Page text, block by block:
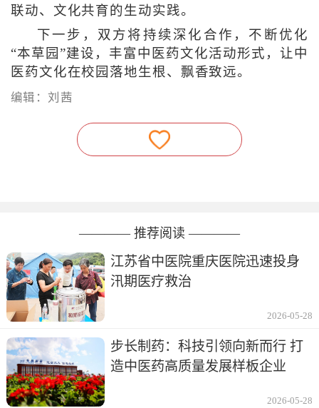
联动、文化共育的生动实践。
下一步，双方将持续深化合作，不断优化
“本草园”建设，丰富中医药文化活动形式，让中
医药文化在校园落地生根、飘香致远。
编辑：刘茜
———— 推荐阅读 ————
江苏省中医院重庆医院迅速投身
汛期医疗救治
2026-05-28
步长制药：科技引领向新而行 打
造中医药高质量发展样板企业
2026-05-28